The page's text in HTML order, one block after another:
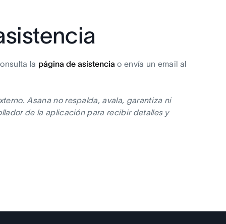
la página de asistencia o envía un email al
Asana no respalda, avala, garantiza ni
de la aplicación para recibir detalles y